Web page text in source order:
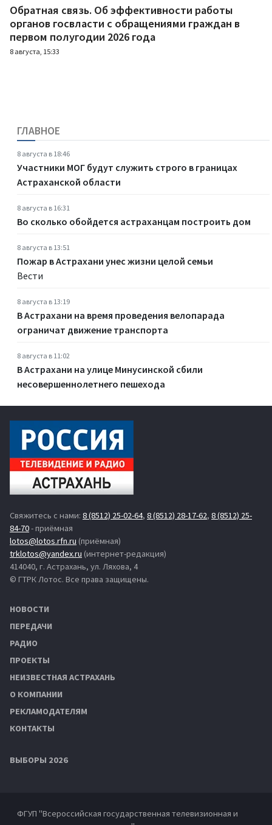
Обратная связь. Об эффективности работы
органов госвласти с обращениями граждан в
первом полугодии 2026 года
8 августа, 15:33
ГЛАВНОЕ
8 августа в 18:46
Участники МОГ будут служить строго в границах
Астраханской области
8 августа в 16:31
Во сколько обойдется астраханцам построить дом
8 августа в 13:51
Пожар в Астрахани унес жизни целой семьи
Вести
8 августа в 13:19
В Астрахани на время проведения велопарада
ограничат движение транспорта
8 августа в 11:02
В Астрахани на улице Минусинской сбили
несовершеннолетнего пешехода
Свяжитесь с нами: 8 (8512) 25-02-64, 8 (8512) 28-17-62, 8 (8512) 25-
84-70- приёмная
lotos@lotos.rfn.ru (приёмная)
trklotos@yandex.ru (интернет-редакция)
414040, г. Астрахань, ул. Ляхова, 4
© ГТРК Лотос. Все права защищены.
НОВОСТИ
ПЕРЕДАЧИ
РАДИО
ПРОЕКТЫ
НЕИЗВЕСТНАЯ АСТРАХАНЬ
О КОМПАНИИ
РЕКЛАМОДАТЕЛЯМ
КОНТАКТЫ
ВЫБОРЫ 2026
ФГУП "Всероссийская государственная телевизионная и